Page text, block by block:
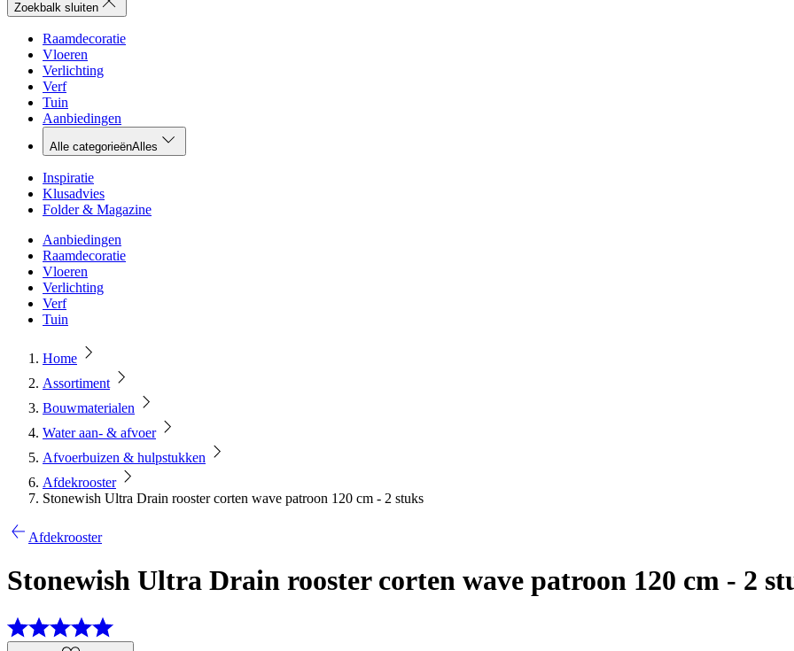
Zoekbalk sluiten
Raamdecoratie
Vloeren
Verlichting
Verf
Tuin
Aanbiedingen
Alle categorieënAlles
Inspiratie
Klusadvies
Folder & Magazine
Aanbiedingen
Raamdecoratie
Vloeren
Verlichting
Verf
Tuin
Home
Assortiment
Bouwmaterialen
Water aan- & afvoer
Afvoerbuizen & hulpstukken
Afdekrooster
Stonewish Ultra Drain rooster corten wave patroon 120 cm - 2 stuks
Afdekrooster
Stonewish Ultra Drain rooster corten wave patroon 120 cm - 2